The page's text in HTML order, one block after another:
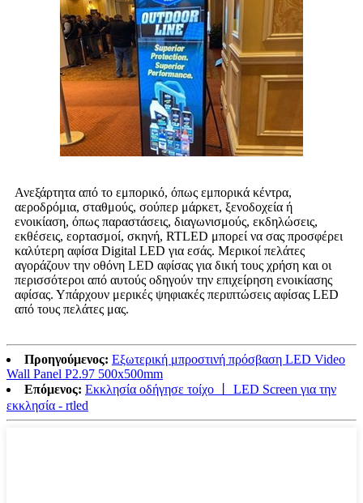
Ανεξάρτητα από το εμπορικό, όπως εμπορικά κέντρα,
αεροδρόμια, σταθμούς, σούπερ μάρκετ, ξενοδοχεία ή
ενοικίαση, όπως παραστάσεις, διαγωνισμούς, εκδηλώσεις,
εκθέσεις, εορτασμοί, σκηνή, RTLED μπορεί να σας προσφέρει
καλύτερη αφίσα Digital LED για εσάς. Μερικοί πελάτες
αγοράζουν την οθόνη LED αφίσας για δική τους χρήση και οι
περισσότεροι από αυτούς οδηγούν την επιχείρηση ενοικίασης
αφίσας. Υπάρχουν μερικές ψηφιακές περιπτώσεις αφίσας LED
από τους πελάτες μας.
Προηγούμενος: Εξωτερική μπροστινή πρόσβαση LED Video
Wall Panel P2.97 500x500mm
Επόμενος: Εκκλησία οδήγησε τοίχο 丨 LED Screen για την
εκκλησία - rtled